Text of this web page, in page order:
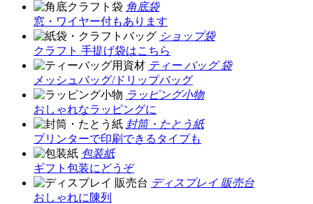
角底袋
窓・ワイヤー付もあります
ショップ袋
クラフト 手提げ袋はこちら
ティー バッグ 袋
メッシュバッグ/ドリップバッグ
ラッピング小物
おしゃれなラッピングに
封筒・たとう紙
プリンターで印刷できるタイプも
包装紙
ギフト包装にどうぞ
ディスプレイ 販売台
おしゃれに陳列